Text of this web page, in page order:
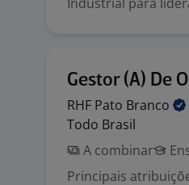
Gestor (A) De
RHF Pato Branco
Todo Brasil
A combinar
Principais